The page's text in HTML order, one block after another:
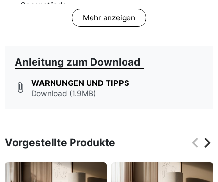
Gegenstände.
Mehr anzeigen
Anleitung zum Download
attach_file WARNUNGEN UND TIPPS
Download (1.9MB)
Vorgestellte Produkte keyboard_arrow_left
keyboard_arrow_right